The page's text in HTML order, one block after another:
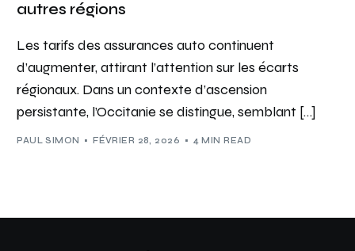
autres régions
Les tarifs des assurances auto continuent
d’augmenter, attirant l’attention sur les écarts
régionaux. Dans un contexte d’ascension
persistante, l’Occitanie se distingue, semblant […]
PAUL SIMON FÉVRIER 28, 2026 4 MIN READ